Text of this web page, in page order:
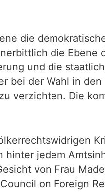
die
die Ebene
und die
bei der Wahl in
verzichten. Die
jedem
von Frau
on Foreign